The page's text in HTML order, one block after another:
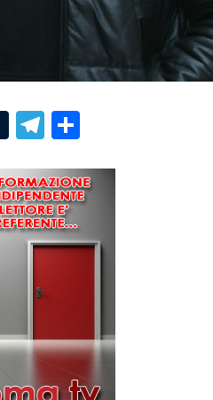
TumblrTelegram